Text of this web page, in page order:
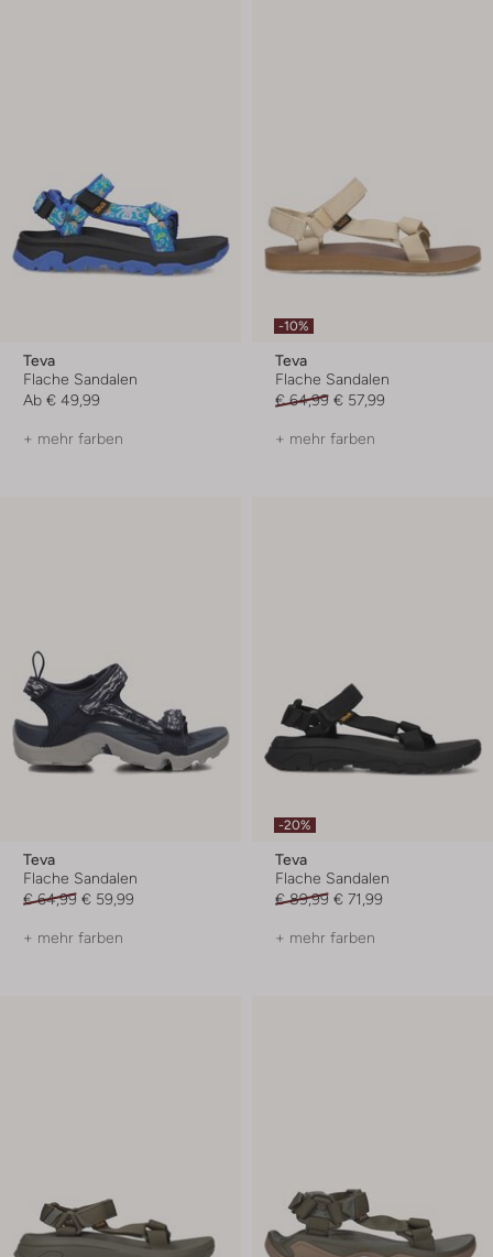
Teva
Flache Sandalen
Ab € 49,99
+ mehr farben
-10%
Teva
Flache Sandalen
€ 64,99 € 57,99
+ mehr farben
Teva
Flache Sandalen
€ 64,99 € 59,99
+ mehr farben
-20%
Teva
Flache Sandalen
€ 89,99 € 71,99
+ mehr farben